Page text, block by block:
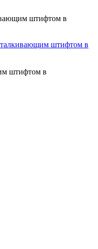
штифтом в
штифтом в